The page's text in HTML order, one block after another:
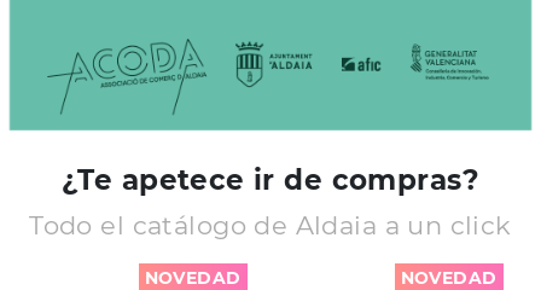
¿Te apetece ir de compras?
Todo el catálogo de Aldaia a un click
NOVEDAD NOVEDAD